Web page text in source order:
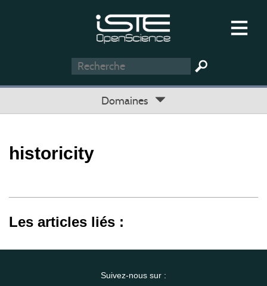
Domaines
historicity
Les articles liés :
Suivez-nous sur :